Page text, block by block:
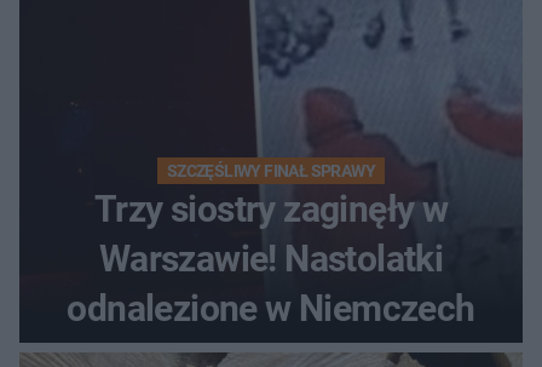
SZCZĘŚLIWY FINAŁ SPRAWY
Trzy siostry zaginęły w
Warszawie! Nastolatki
odnalezione w Niemczech